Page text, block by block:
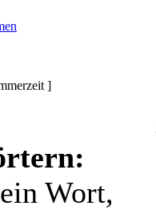
]
Wort,